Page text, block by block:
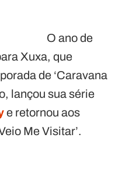
O ano de
Xuxa, que
de ‘Caravana
lançou sua série
e retornou aos
Me Visitar’.